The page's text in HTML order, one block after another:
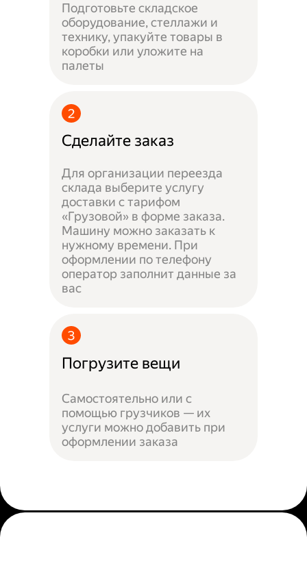
Подготовьте складское
оборудование, стеллажи и
технику, упакуйте товары в
коробки или уложите на
палеты
Сделайте заказ
Для организации переезда
склада выберите услугу
доставки с тарифом
«Грузовой» в форме заказа.
Машину можно заказать к
нужному времени. При
оформлении по телефону
оператор заполнит данные за
вас
Погрузите вещи
Самостоятельно или с
помощью грузчиков — их
услуги можно добавить при
оформлении заказа